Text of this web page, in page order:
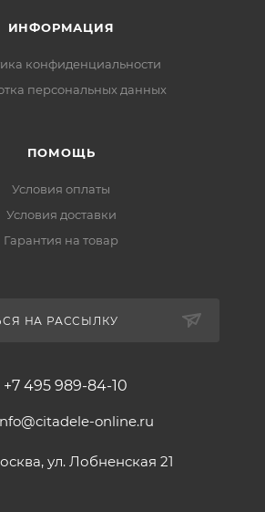
ИНФОРМАЦИЯ
конфиденциальности
персональных данных
ПОМОЩЬ
Условия оплаты
Условия доставки
Гарантия на товар
НА РАССЫЛКУ
+7 495 989-84-10
online.ru
ул. Лобненская 21